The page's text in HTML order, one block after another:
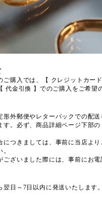
ご購入では、【 クレジットカー
代金引換 】でのご購入をご希望
形外郵便やレターパックでの配
す。必ず、商品詳細ページ下部
につきましては、事前に当店よ
ございました際には、事前にお
日～7日以内に発送いたします。